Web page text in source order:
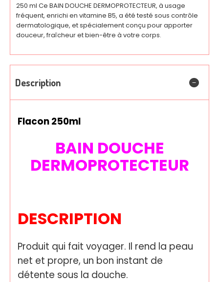
250 ml Ce BAIN DOUCHE DERMOPROTECTEUR, à usage
fréquent, enrichi en vitamine B5, a été testé sous contrôle
dermatologique, et spécialement conçu pour apporter
douceur, fraîcheur et bien-être à votre corps.
Description
Flacon 250ml
BAIN DOUCHE
DERMOPROTECTEUR
DESCRIPTION
Produit qui fait voyager. Il rend la peau
net et propre, un bon instant de
détente sous la douche.